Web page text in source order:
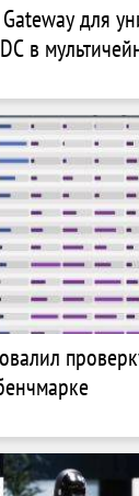
Gateway для
в